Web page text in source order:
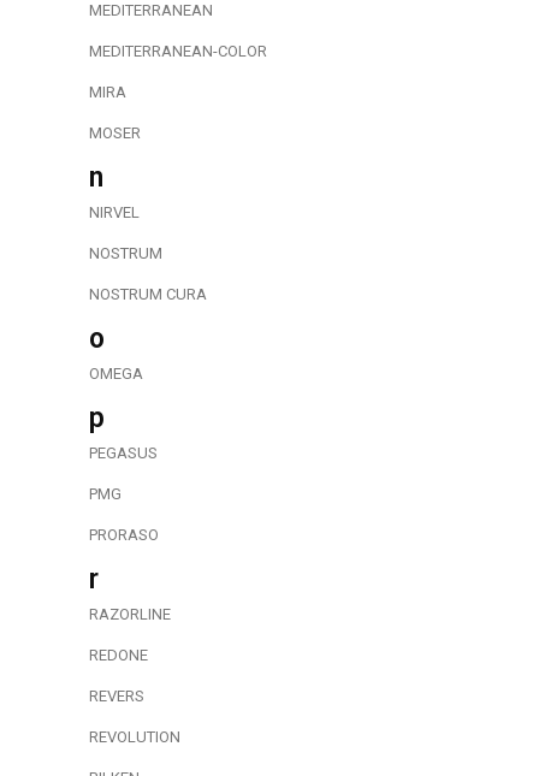
MEDITERRANEAN
MEDITERRANEAN-COLOR
MIRA
MOSER
n
NIRVEL
NOSTRUM
NOSTRUM CURA
o
OMEGA
p
PEGASUS
PMG
PRORASO
r
RAZORLINE
REDONE
REVERS
REVOLUTION